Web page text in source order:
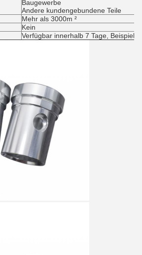
Baugewerbe
Andere kundengebundene Teile
Mehr als 3000m ²
Kein
Verfügbar innerhalb 7 Tage,